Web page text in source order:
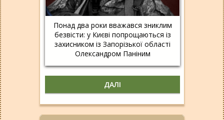
Понад два роки вважався зниклим
безвісти: у Києві попрощаються із
захисником із Запорізької області
Олександром Паніним
ДАЛІ